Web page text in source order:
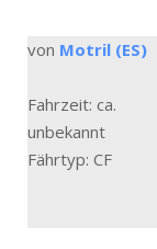
von Motril (ES)
Fahrzeit: ca.
unbekannt
Fährtyp: CF